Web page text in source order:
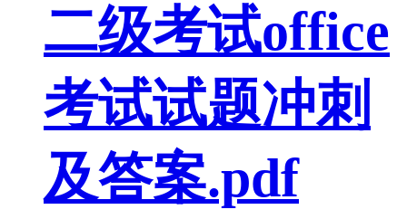
二级考试office
考试试题冲刺
及答案.pdf